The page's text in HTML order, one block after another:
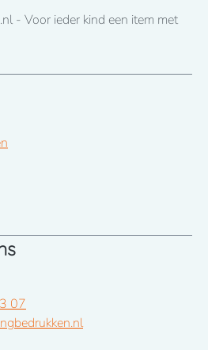
- Voor ieder kind een item met
07